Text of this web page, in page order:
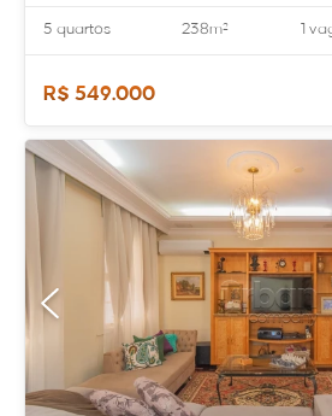
5 quartos 238m² 1
R$ 549.000